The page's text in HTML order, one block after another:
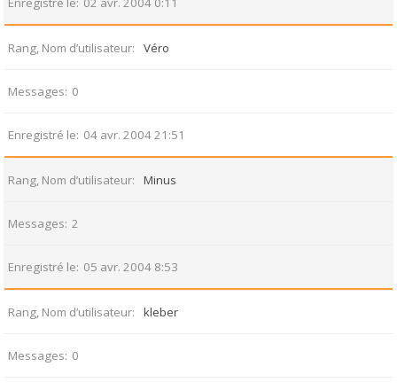
Rang, Nom d’utilisateur Véro
Messages 0
Enregistré le 04 avr. 2004 21:51
Rang, Nom d’utilisateur Minus
Messages 2
Enregistré le 05 avr. 2004 8:53
Rang, Nom d’utilisateur kleber
Messages 0